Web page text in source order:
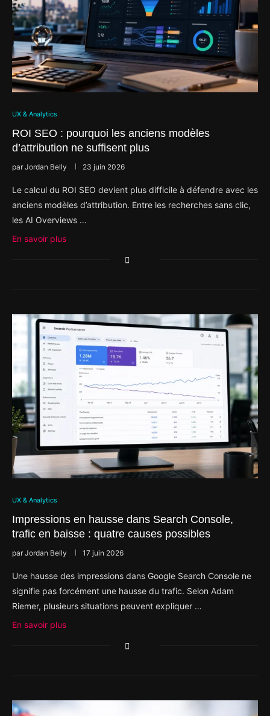
UX & Analytics
ROI SEO : pourquoi les anciens modèles
d’attribution ne suffisent plus
parJordan Belly 23 juin 2026
Le calcul du ROI SEO devient plus difficile à défendre avec les
anciens modèles d’attribution. Entre les recherches sans clic,
les AI Overviews …
En savoir plus
UX & Analytics
Impressions en hausse dans Search Console,
trafic en baisse : quatre causes possibles
parJordan Belly 17 juin 2026
Une hausse des impressions dans Google Search Console ne
signifie pas forcément une hausse du trafic. Selon Adam
Riemer, plusieurs situations peuvent expliquer …
En savoir plus